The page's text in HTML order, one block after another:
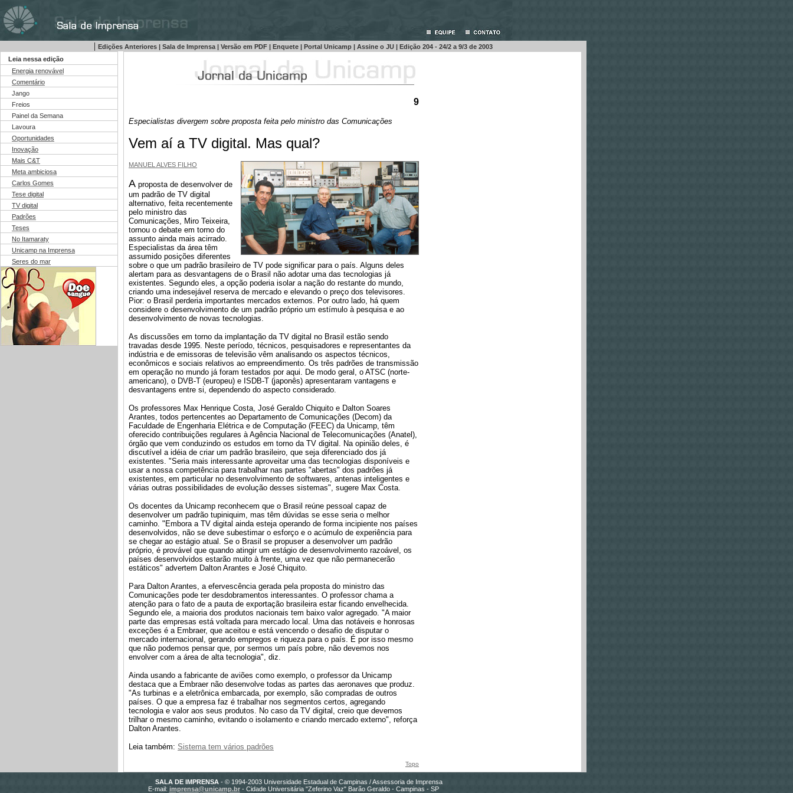
| Edições Anteriores | Sala de Imprensa | Versão em PDF | Enquete | Portal Unicamp | Assine o JU | Edição 204 - 24/2 a 9/3 de 2003
Leia nessa edição
Energia renovável
Comentário
Jango
Freios
Painel da Semana
Lavoura
Oportunidades
Inovação
Mais C&T
Meta ambiciosa
Carlos Gomes
Tese digital
TV digital
Padrões
Teses
No Itamaraty
Unicamp na Imprensa
Seres do mar
9
Especialistas divergem sobre proposta feita pelo ministro das Comunicações
Vem aí a TV digital. Mas qual?
MANUEL ALVES FILHO
A proposta de desenvolver de
um padrão de TV digital
alternativo, feita recentemente
pelo ministro das
Comunicações, Miro Teixeira,
tornou o debate em torno do
assunto ainda mais acirrado.
Especialistas da área têm
assumido posições diferentes
sobre o que um padrão brasileiro de TV pode significar para o país. Alguns deles
alertam para as desvantagens de o Brasil não adotar uma das tecnologias já
existentes. Segundo eles, a opção poderia isolar a nação do restante do mundo,
criando uma indesejável reserva de mercado e elevando o preço dos televisores.
Pior: o Brasil perderia importantes mercados externos. Por outro lado, há quem
considere o desenvolvimento de um padrão próprio um estímulo à pesquisa e ao
desenvolvimento de novas tecnologias.
As discussões em torno da implantação da TV digital no Brasil estão sendo
travadas desde 1995. Neste período, técnicos, pesquisadores e representantes da
indústria e de emissoras de televisão vêm analisando os aspectos técnicos,
econômicos e sociais relativos ao empreendimento. Os três padrões de transmissão
em operação no mundo já foram testados por aqui. De modo geral, o ATSC (norte-
americano), o DVB-T (europeu) e ISDB-T (japonês) apresentaram vantagens e
desvantagens entre si, dependendo do aspecto considerado.
Os professores Max Henrique Costa, José Geraldo Chiquito e Dalton Soares
Arantes, todos pertencentes ao Departamento de Comunicações (Decom) da
Faculdade de Engenharia Elétrica e de Computação (FEEC) da Unicamp, têm
oferecido contribuições regulares à Agência Nacional de Telecomunicações (Anatel),
órgão que vem conduzindo os estudos em torno da TV digital. Na opinião deles, é
discutível a idéia de criar um padrão brasileiro, que seja diferenciado dos já
existentes. "Seria mais interessante aproveitar uma das tecnologias disponíveis e
usar a nossa competência para trabalhar nas partes "abertas" dos padrões já
existentes, em particular no desenvolvimento de softwares, antenas inteligentes e
várias outras possibilidades de evolução desses sistemas", sugere Max Costa.
Os docentes da Unicamp reconhecem que o Brasil reúne pessoal capaz de
desenvolver um padrão tupiniquim, mas têm dúvidas se esse seria o melhor
caminho. "Embora a TV digital ainda esteja operando de forma incipiente nos países
desenvolvidos, não se deve subestimar o esforço e o acúmulo de experiência para
se chegar ao estágio atual. Se o Brasil se propuser a desenvolver um padrão
próprio, é provável que quando atingir um estágio de desenvolvimento razoável, os
países desenvolvidos estarão muito à frente, uma vez que não permanecerão
estáticos" advertem Dalton Arantes e José Chiquito.
Para Dalton Arantes, a efervescência gerada pela proposta do ministro das
Comunicações pode ter desdobramentos interessantes. O professor chama a
atenção para o fato de a pauta de exportação brasileira estar ficando envelhecida.
Segundo ele, a maioria dos produtos nacionais tem baixo valor agregado. "A maior
parte das empresas está voltada para mercado local. Uma das notáveis e honrosas
exceções é a Embraer, que aceitou e está vencendo o desafio de disputar o
mercado internacional, gerando empregos e riqueza para o país. É por isso mesmo
que não podemos pensar que, por sermos um país pobre, não devemos nos
envolver com a área de alta tecnologia", diz.
Ainda usando a fabricante de aviões como exemplo, o professor da Unicamp
destaca que a Embraer não desenvolve todas as partes das aeronaves que produz.
"As turbinas e a eletrônica embarcada, por exemplo, são compradas de outros
países. O que a empresa faz é trabalhar nos segmentos certos, agregando
tecnologia e valor aos seus produtos. No caso da TV digital, creio que devemos
trilhar o mesmo caminho, evitando o isolamento e criando mercado externo", reforça
Dalton Arantes.
Leia também: Sistema tem vários padrões
Topo
SALA DE IMPRENSA- © 1994-2003 Universidade Estadual de Campinas / Assessoria de Imprensa
E-mail: imprensa@unicamp.br- Cidade Universitária "Zeferino Vaz" Barão Geraldo - Campinas - SP